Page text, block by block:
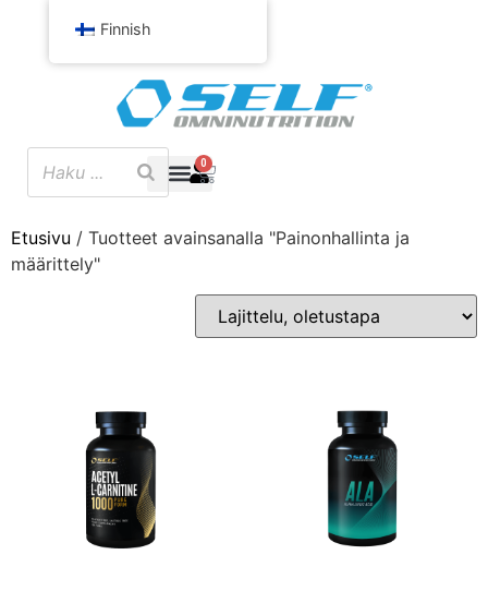
0
Etusivu / Tuotteet avainsanalla "Painonhallinta ja
määrittely"
Finnish